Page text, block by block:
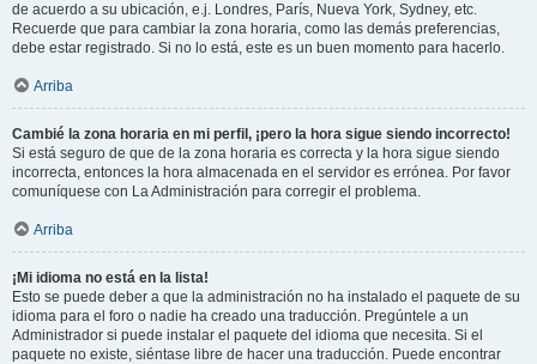
de acuerdo a su ubicación, e.j. Londres, París, Nueva York, Sydney, etc.
Recuerde que para cambiar la zona horaria, como las demás preferencias,
debe estar registrado. Si no lo está, este es un buen momento para hacerlo.
Arriba
Cambié la zona horaria en mi perfil, ¡pero la hora sigue siendo incorrecto!
Si está seguro de que de la zona horaria es correcta y la hora sigue siendo
incorrecta, entonces la hora almacenada en el servidor es errónea. Por favor
comuníquese con La Administración para corregir el problema.
Arriba
¡Mi idioma no está en la lista!
Esto se puede deber a que la administración no ha instalado el paquete de su
idioma para el foro o nadie ha creado una traducción. Pregúntele a un
Administrador si puede instalar el paquete del idioma que necesita. Si el
paquete no existe, siéntase libre de hacer una traducción. Puede encontrar